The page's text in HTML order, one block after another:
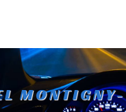
MONTIGNY-